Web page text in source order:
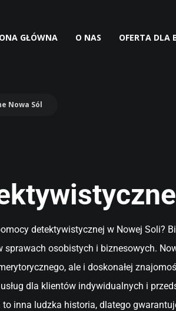
GŁÓWNA O NAS OFERTA DLA
Nowa Sól
detektywistycznej w Nowej Soli?
osobistych i biznesowych.
ale i doskonałej
dla klientów indywidualnych i
inna ludzka historia, dlatego